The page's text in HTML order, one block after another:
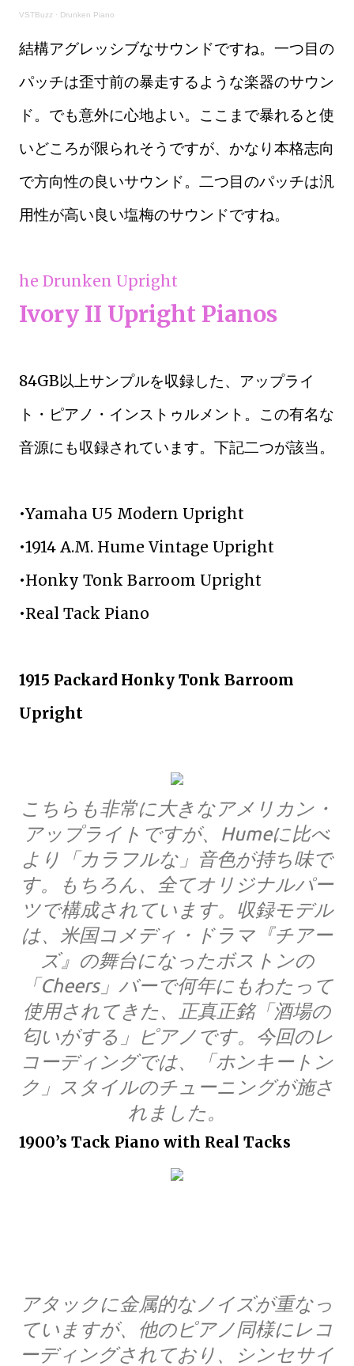
VSTBuzz · Drunken Piano
結構アグレッシブなサウンドですね。一つ目の
パッチは歪寸前の暴走するような楽器のサウン
ド。でも意外に心地よい。ここまで暴れると使
いどころが限られそうですが、かなり本格志向
で方向性の良いサウンド。二つ目のパッチは汎
用性が高い良い塩梅のサウンドですね。
he Drunken Upright
Ivory II Upright Pianos
84GB以上サンプルを収録した、アップライ
ト・ピアノ・インストゥルメント。この有名な
音源にも収録されています。下記二つが該当。
•Yamaha U5 Modern Upright
•1914 A.M. Hume Vintage Upright
•Honky Tonk Barroom Upright
•Real Tack Piano
1915 Packard Honky Tonk Barroom
Upright
こちらも非常に大きなアメリカン・
アップライトですが、Humeに比べ
より「カラフルな」音色が持ち味で
す。もちろん、全てオリジナルパー
ツで構成されています。収録モデル
は、米国コメディ・ドラマ『チアー
ズ』の舞台になったボストンの
「Cheers」バーで何年にもわたって
使用されてきた、正真正銘「酒場の
匂いがする」ピアノです。今回のレ
コーディングでは、「ホンキートン
ク」スタイルのチューニングが施さ
れました。
1900’s Tack Piano with Real Tacks
アタックに金属的なノイズが重なっ
ていますが、他のピアノ同様にレコ
ーディングされており、シンセサイ